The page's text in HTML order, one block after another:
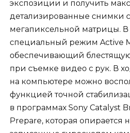
экспозиции и получить
детализированные снимки с
мегапиксельной матрицы. В
специальный режим Active
обеспечивающий
при съемке видео с рук. В
на компьютере можно
функцией точной
в программах Sony Catalyst
Prepare, которая опирается